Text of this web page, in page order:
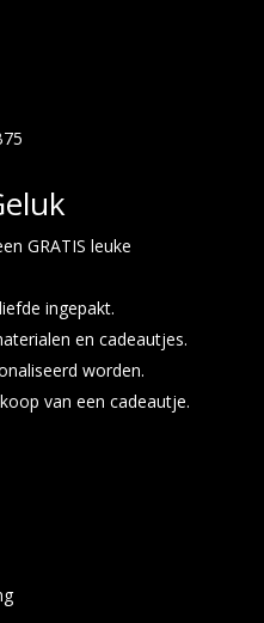
GRATIS leuke
ingepakt.
en cadeautjes.
worden.
van een cadeautje.